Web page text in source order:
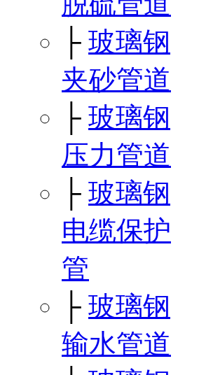
├ 玻璃钢
夹砂管道
├ 玻璃钢
压力管道
├ 玻璃钢
电缆保护
管
├ 玻璃钢
输水管道